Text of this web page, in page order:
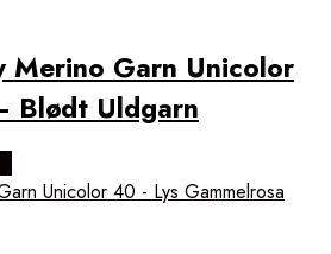
Merino Garn Unicolor
Blødt Uldgarn